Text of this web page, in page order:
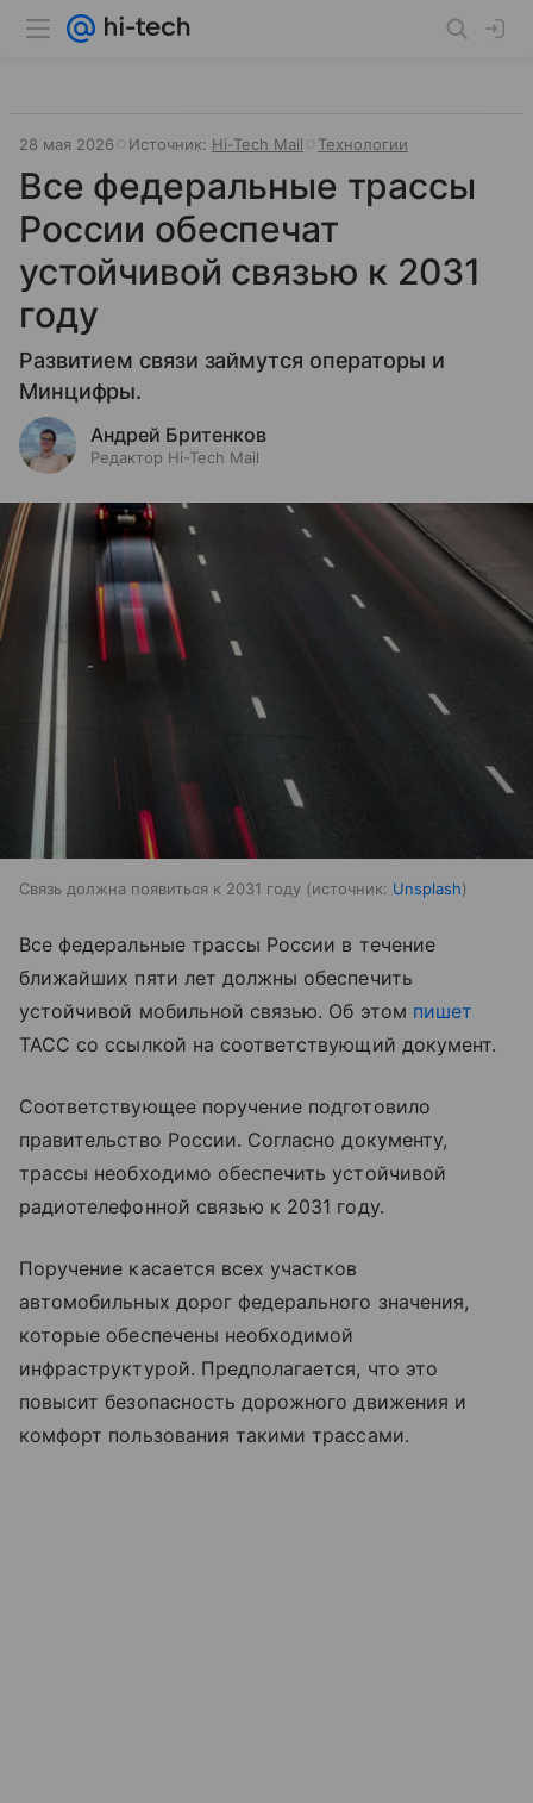
28 мая 2026 Источник: Hi-Tech Mail Технологии
Все федеральные трассы
России обеспечат
устойчивой связью к 2031
году
Развитием связи займутся операторы и
Минцифры.
Андрей Бритенков
Редактор Hi-Tech Mail
Связь должна появиться к 2031 году источник: Unsplash
Все федеральные трассы России в течение
ближайших пяти лет должны обеспечить
устойчивой мобильной связью. Об этом пишет
ТАСС со ссылкой на соответствующий документ.
Соответствующее поручение подготовило
правительство России. Согласно документу,
трассы необходимо обеспечить устойчивой
радиотелефонной связью к 2031 году.
Поручение касается всех участков
автомобильных дорог федерального значения,
которые обеспечены необходимой
инфраструктурой. Предполагается, что это
повысит безопасность дорожного движения и
комфорт пользования такими трассами.